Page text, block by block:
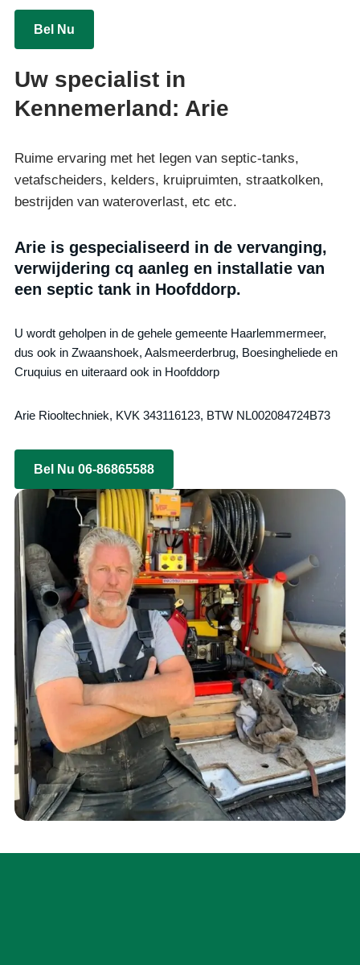
Bel Nu
Uw specialist in
Kennemerland: Arie
Ruime ervaring met het legen van septic-tanks,
vetafscheiders, kelders, kruipruimten, straatkolken,
bestrijden van wateroverlast, etc etc.
Arie is gespecialiseerd in de vervanging,
verwijdering cq aanleg en installatie van
een septic tank in Hoofddorp.
U wordt geholpen in de gehele gemeente Haarlemmermeer,
dus ook in Zwaanshoek, Aalsmeerderbrug, Boesingheliede en
Cruquius en uiteraard ook in Hoofddorp
Arie Riooltechniek, KVK 343116123, BTW NL002084724B73
Bel Nu 06-86865588